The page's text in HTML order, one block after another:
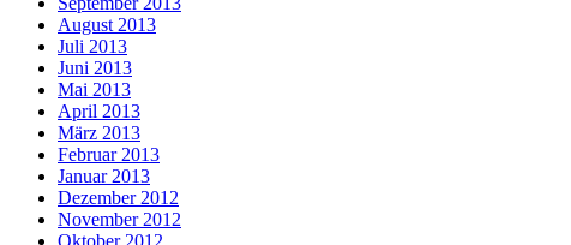
August 2013
Juli 2013
Juni 2013
Mai 2013
April 2013
März 2013
Februar 2013
Januar 2013
Dezember 2012
November 2012